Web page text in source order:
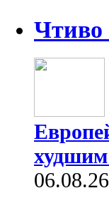
Чтиво